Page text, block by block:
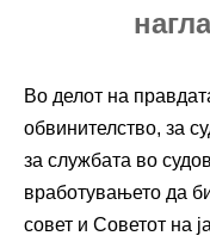
Во делот на
обвинителство, за
за службата во
вработувањето да
совет и Советот на